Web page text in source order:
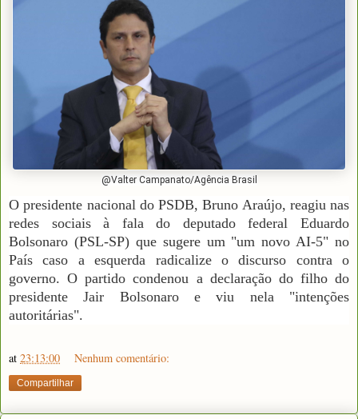
@Valter Campanato/Agência Brasil
O presidente nacional do PSDB, Bruno Araújo, reagiu nas
redes sociais à fala do deputado federal Eduardo
Bolsonaro (PSL-SP) que sugere um "um novo AI-5" no
País caso a esquerda radicalize o discurso contra o
governo. O partido condenou a declaração do filho do
presidente Jair Bolsonaro e viu nela "intenções
autoritárias".
at 23:13:00 Nenhum comentário:
Compartilhar